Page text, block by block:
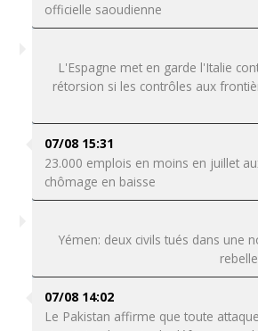
officielle saoudienne
L'Espagne met en garde l'Italie
rétorsion si les contrôles aux
07/08 15:31
23.000 emplois en moins en juillet
chômage en baisse
Yémen: deux civils tués dans une
07/08 14:02
Le Pakistan affirme que toute